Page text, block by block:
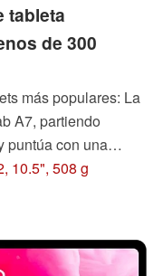
tableta
de 300
más populares: La
A7, partiendo
puntúa con una
lo hacía su
10.5", 508 g